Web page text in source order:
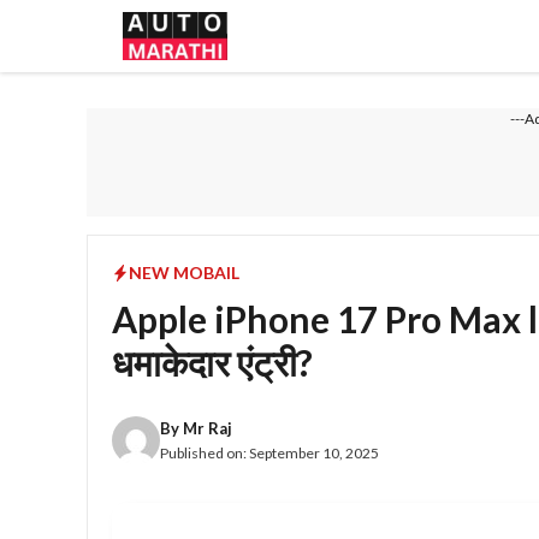
content
---
NEW MOBAIL
Apple iPhone 17 Pro Max
धमाकेदार एंट्री?
By Mr Raj
Published on:September 10, 2025